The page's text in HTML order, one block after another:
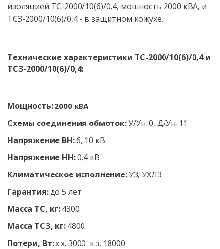
изоляцией ТС-2000/10(6)/0,4, мощность 2000 кВА, и
ТСЗ-2000/10(6)/0,4 - в защитном кожухе.
Технические характеристики ТС-2000/10(6)/0,4 и
ТСЗ-2000/10(6)/0,4:
Мощность: 2000 кВА
Схемы соединения обмоток:У/Ун-0, Д/Ун-11
Напряжение ВН: 6, 10 кВ
Напряжение НН: 0,4 кВ
Климатическое исполнение: У3, УХЛ3
Гарантия: до 5 лет
Масса ТС, кг: 4300
Масса ТСЗ, кг: 4800
Потери, Вт: х.х. 3000  к.з. 18000